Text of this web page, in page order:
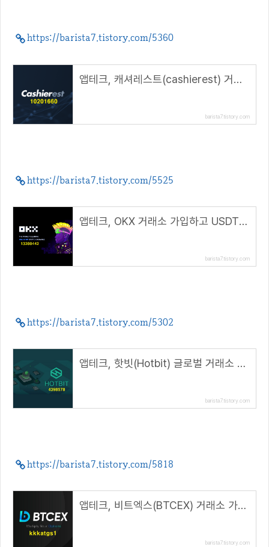
https://barista7.tistory.com/5360
앱테크, 캐셔레스트(cashierest) 거래소 추천( 추천 코드 : 10201660 )
barista7.tistory.com
https://barista7.tistory.com/5525
앱테크, OKX 거래소 가입하고 USDT 받자( 추천코드 : 13200442 )
barista7.tistory.com
https://barista7.tistory.com/5302
앱테크, 핫빗(Hotbit) 글로벌 거래소 가입 방법( 추천 코드 : 4398578 )
barista7.tistory.com
https://barista7.tistory.com/5818
앱테크, 비트엑스(BTCEX) 거래소 가입 방법( 추천코드 : kkkatgs1 )
barista7.tistory.com